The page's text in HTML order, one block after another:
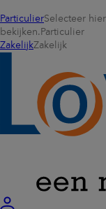
ParticulierSelecteer
bekijken. Particulier
ZakelijkZakelijk